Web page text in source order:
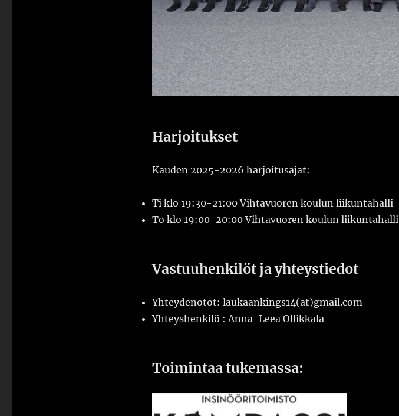
Harjoitukset
Kauden 2025-2026 harjoitusajat:
Ti klo 19:30-21:00 Vihtavuoren koulun liikuntahalli
To klo 19:00-20:00 Vihtavuoren koulun liikuntahalli
Vastuuhenkilöt ja yhteystiedot
Yhteydenotot: laukaankings14(at)gmail.com
Yhteyshenkilö : Anna-Leea Ollikkala
Toimintaa tukemassa: